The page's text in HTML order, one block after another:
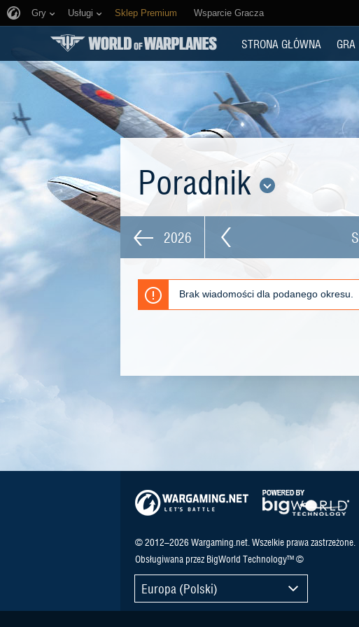
Gry Usługi Sklep Premium Wsparcie Gracza
STRONA GŁÓWNA GRA
Poradnik
2026
Brak wiadomości dla podanego okresu.
© 2012–2026 Wargaming.net. Wszelkie prawa zastrzeżone.
Obsługiwana przez BigWorld Technology™ ©
Europa (Polski)